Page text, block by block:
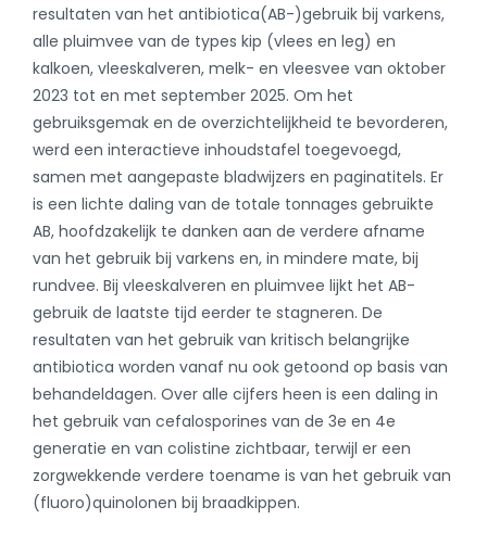
resultaten van het antibiotica(AB-)gebruik bij varkens,
alle pluimvee van de types kip (vlees en leg) en
kalkoen, vleeskalveren, melk- en vleesvee van oktober
2023 tot en met september 2025. Om het
gebruiksgemak en de overzichtelijkheid te bevorderen,
werd een interactieve inhoudstafel toegevoegd,
samen met aangepaste bladwijzers en paginatitels. Er
is een lichte daling van de totale tonnages gebruikte
AB, hoofdzakelijk te danken aan de verdere afname
van het gebruik bij varkens en, in mindere mate, bij
rundvee. Bij vleeskalveren en pluimvee lijkt het AB-
gebruik de laatste tijd eerder te stagneren. De
resultaten van het gebruik van kritisch belangrijke
antibiotica worden vanaf nu ook getoond op basis van
behandeldagen. Over alle cijfers heen is een daling in
het gebruik van cefalosporines van de 3e en 4e
generatie en van colistine zichtbaar, terwijl er een
zorgwekkende verdere toename is van het gebruik van
(fluoro)quinolonen bij braadkippen.